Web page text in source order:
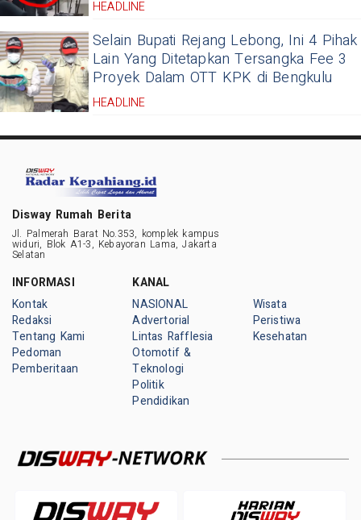
HEADLINE
Selain Bupati Rejang Lebong, Ini 4 Pihak
Lain Yang Ditetapkan Tersangka Fee 3
Proyek Dalam OTT KPK di Bengkulu
HEADLINE
Disway Rumah Berita
Jl. Palmerah Barat No.353, komplek kampus
widuri, Blok A1-3, Kebayoran Lama, Jakarta
Selatan
INFORMASI
Kontak
Redaksi
Tentang Kami
Pedoman
Pemberitaan
KANAL
NASIONAL
Advertorial
Lintas Rafflesia
Otomotif &
Teknologi
Politik
Pendidikan
Wisata
Peristiwa
Kesehatan